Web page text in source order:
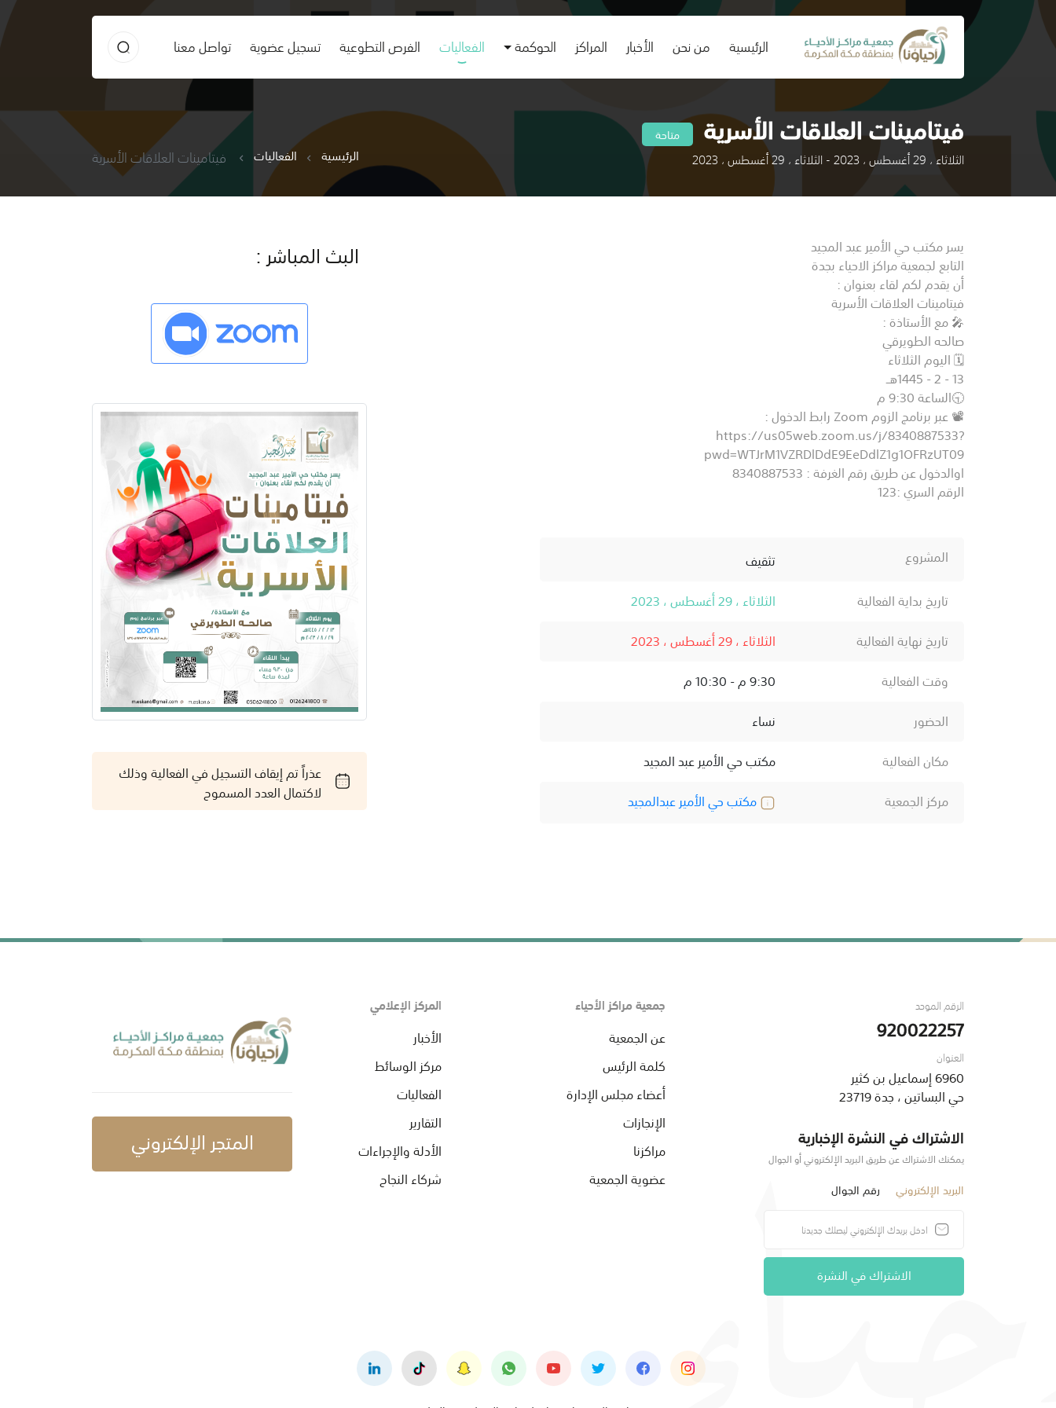
الرئيسية
(current) من نحن الأخبار المراكز الحوكمة الفعاليات الفرص التطوعية تسجيل عضوية تواصل معنا
فيتامينات العلاقات الأسرية متاحة
الثلاثاء ، 29 أغسطس ، 2023 - الثلاثاء ، 29 أغسطس ، 2023 الرئيسية الفعاليات فيتامينات العلاقات الأسرية
يسر مكتب حي الأمير عبد المجيد
التابع لجمعية مراكز الاحياء بجدة
أن يقدم لكم لقاء بعنوان :
فيتامينات العلاقات الأسرية
🎤 مع الأستاذة :
صالحه الطويرقي
🗓️ اليوم الثلاثاء
13 - 2 - 1445هــ
🕤الساعة 9:30 م
📽️ عبر برنامج الزوم Zoom رابط الدخول :
https://us05web.zoom.us/j/8340887533?
pwd=WTJrM1VZRDlDdE9EeDdlZ1g1OFRzUT09
اوالدخول عن طريق رقم الغرفة : 8340887533
الرقم السري :123
المشروع
تثقيف
تاريخ بداية الفعالية
الثلاثاء ، 29 أغسطس ، 2023
تاريخ نهاية الفعالية
الثلاثاء ، 29 أغسطس ، 2023
وقت الفعالية
9:30 م - 10:30 م
الحضور
نساء
مكان الفعالية
مكتب حي الأمير عبد المجيد
مركز الجمعية
مكتب حي الأمير عبدالمجيد
البث المباشر :
عذراً تم إيقاف التسجيل في الفعالية وذلك
لاكتمال العدد المسموح
الرقم الموحد
920022257
العنوان
6960 إسماعيل بن كثير
حي البساتين ، جدة 23719
الاشتراك في النشرة الإخبارية
يمكنك الاشتراك عن طريق البريد الإلكتروني أو الجوال
البريد الإلكتروني رقم الجوال
الاشتراك في النشرة
جمعية مراكز الأحياء
عن الجمعية
كلمة الرئيس
أعضاء مجلس الإدارة
الإنجازات
مراكزنا
عضوية الجمعية
المركز الإعلامي
الأخبار
مركز الوسائط
الفعاليات
التقارير
الأدلة والإجراءات
شركاء النجاح
المتجر الإلكتروني